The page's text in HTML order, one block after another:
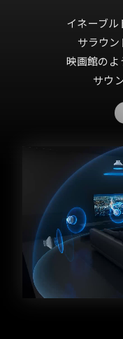
イネーブル
サラウン
映画館のよ
サウ